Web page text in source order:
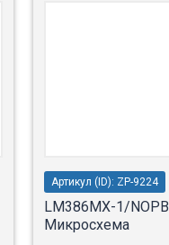
Артикул (ID): ZP-9224
LM386MX-1/NOPB
Микросхема